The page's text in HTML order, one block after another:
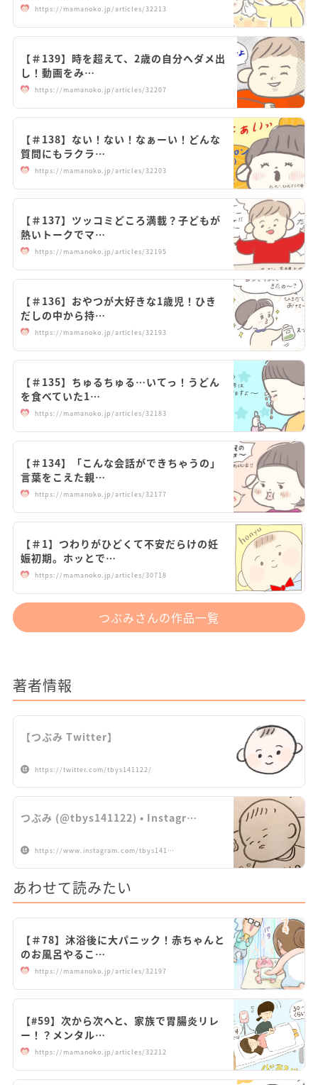
https://mamanoko.jp/articles/32213
【＃139】時を超えて、2歳の自分へダメ出
し！動画をみ…
https://mamanoko.jp/articles/32207
【＃138】ない！ない！なぁーい！どんな
質問にもラクラ…
https://mamanoko.jp/articles/32203
【＃137】ツッコミどころ満載？子どもが
熱いトークでマ…
https://mamanoko.jp/articles/32195
【＃136】おやつが大好きな1歳児！ひき
だしの中から持…
https://mamanoko.jp/articles/32193
【＃135】ちゅるちゅる…いてっ！うどん
を食べていた1…
https://mamanoko.jp/articles/32183
【＃134】「こんな会話ができちゃうの」
言葉をこえた親…
https://mamanoko.jp/articles/32177
【＃1】つわりがひどくて不安だらけの妊
娠初期。ホッとで…
https://mamanoko.jp/articles/30718
つぶみさんの作品一覧
著者情報
【つぶみ Twitter】
https://twitter.com/tbys141122/
つぶみ (@tbys141122) • Instagr…
https://www.instagram.com/tbys141…
あわせて読みたい
【＃78】沐浴後に大パニック！赤ちゃんと
のお風呂やるこ…
https://mamanoko.jp/articles/32197
【#59】次から次へと、家族で胃腸炎リレ
ー！？メンタル…
https://mamanoko.jp/articles/32212